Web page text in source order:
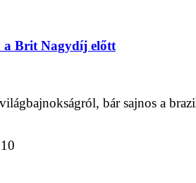
a Brit Nagydíj előtt
bár sajnos a